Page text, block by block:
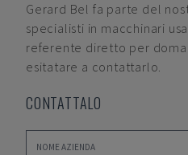
Gerard Bel fa parte del
specialisti in macchinari
referente diretto per
esitatare a contattarlo.
CONTATTALO